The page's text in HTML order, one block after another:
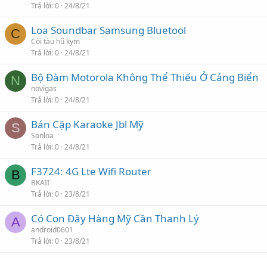
Trả lời 0 24/8/21
C Loa Soundbar Samsung Bluetool
Còi tàu hũ kym
Trả lời 0 24/8/21
N Bộ Đàm Motorola Không Thể Thiếu Ở Cảng Biển
novigas
Trả lời 0 24/8/21
S Bán Cặp Karaoke Jbl Mỹ
Sonloa
Trả lời 0 24/8/21
B F3724: 4G Lte Wifi Router
BKAII
Trả lời 0 23/8/21
A Có Con Đãy Hàng Mỹ Cần Thanh Lý
android0601
Trả lời 0 23/8/21